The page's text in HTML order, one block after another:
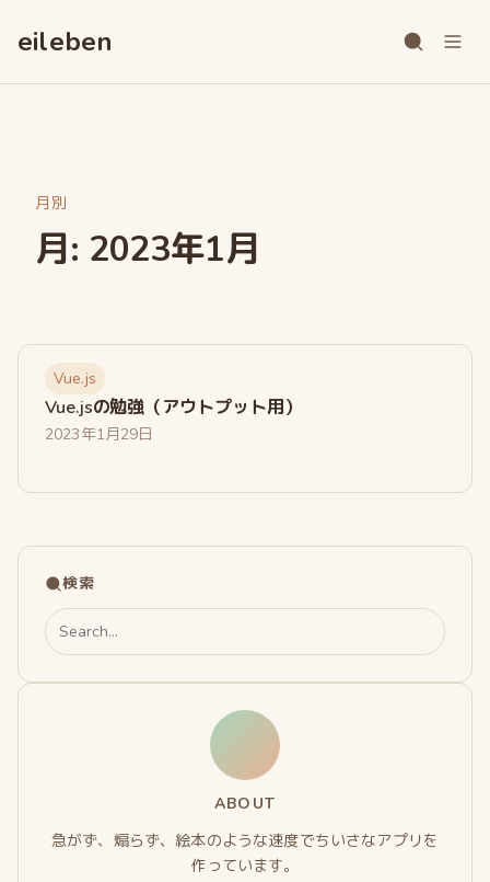
eileben
月別
月: 2023年1月
Vue.js
Vue.jsの勉強（アウトプット用）
2023年1月29日
検索
Search
for:
ABOUT
急がず、煽らず、絵本のような速度でちいさなアプリを
作っています。